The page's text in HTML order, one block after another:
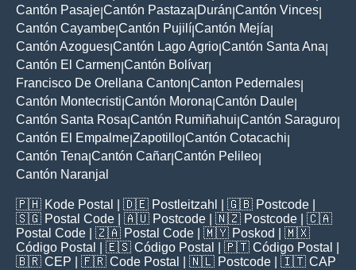
Cantón Pasaje Cantón Pastaza Durán Cantón Vinces
Cantón Cayambe Cantón Pujilí Cantón Mejía
Cantón Azogues Cantón Lago Agrio Cantón Santa Ana
Cantón El Carmen Cantón Bolívar
Francisco De Orellana Canton Canton Pedernales
Cantón Montecristi Cantón Morona Cantón Daule
Cantón Santa Rosa Cantón Rumiñahui Cantón Saraguro
Cantón El Empalme Zapotillo Cantón Cotacachi
Cantón Tena Cantón Cañar Cantón Pelileo
Cantón Naranjal
🇵🇭 Kode Postal | 🇩🇪 Postleitzahl | 🇬🇧 Postcode
🇸🇬 Postal Code | 🇦🇺 Postcode | 🇳🇿 Postcode | 🇨🇦
Postal Code | 🇿🇦 Postal Code | 🇲🇾 Poskod
| 🇲🇽
Código Postal
| 🇪🇸 Código Postal | 🇵🇹 Código Postal
🇧🇷 CEP | 🇫🇷 Code Postal | 🇳🇱 Postcode | 🇮🇹 CAP